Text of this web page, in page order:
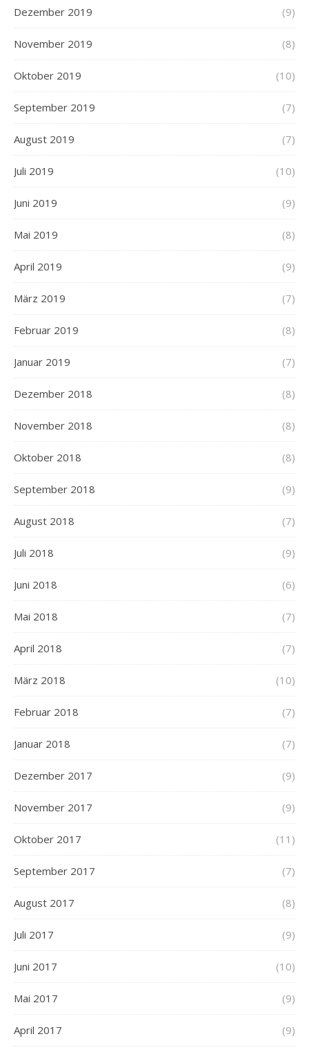
Dezember 2019 (9)
November 2019 (8)
Oktober 2019 (10)
September 2019 (7)
August 2019 (7)
Juli 2019 (10)
Juni 2019 (9)
Mai 2019 (8)
April 2019 (9)
März 2019 (7)
Februar 2019 (8)
Januar 2019 (7)
Dezember 2018 (8)
November 2018 (8)
Oktober 2018 (8)
September 2018 (9)
August 2018 (7)
Juli 2018 (9)
Juni 2018 (6)
Mai 2018 (7)
April 2018 (7)
März 2018 (10)
Februar 2018 (7)
Januar 2018 (7)
Dezember 2017 (9)
November 2017 (9)
Oktober 2017 (11)
September 2017 (7)
August 2017 (8)
Juli 2017 (9)
Juni 2017 (10)
Mai 2017 (9)
April 2017 (9)